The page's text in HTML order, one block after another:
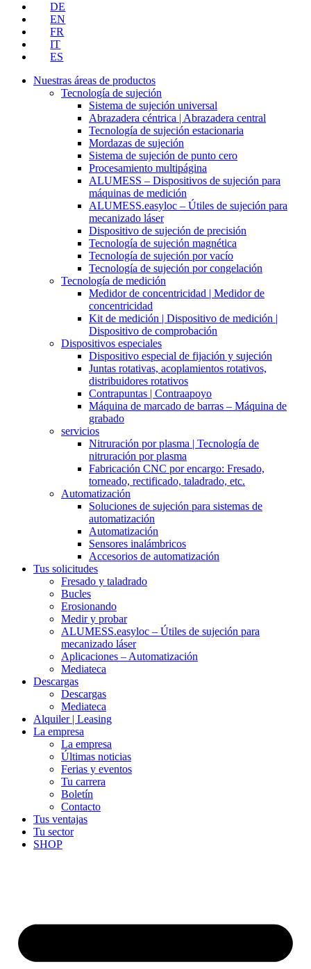
DE
EN
FR
IT
ES
Nuestras áreas de productos
Tecnología de sujeción
Sistema de sujeción universal
Abrazadera céntrica | Abrazadera central
Tecnología de sujeción estacionaria
Mordazas de sujeción
Sistema de sujeción de punto cero
Procesamiento multipágina
ALUMESS – Dispositivos de sujeción para
máquinas de medición
ALUMESS.easyloc – Útiles de sujeción para
mecanizado láser
Dispositivo de sujeción de precisión
Tecnología de sujeción magnética
Tecnología de sujeción por vacío
Tecnología de sujeción por congelación
Tecnología de medición
Medidor de concentricidad | Medidor de
concentricidad
Kit de medición | Dispositivo de medición |
Dispositivo de comprobación
Dispositivos especiales
Dispositivo especial de fijación y sujeción
Juntas rotativas, acoplamientos rotativos,
distribuidores rotativos
Contrapuntas | Contraapoyo
Máquina de marcado de barras – Máquina de
grabado
servicios
Nitruración por plasma | Tecnología de
nitruración por plasma
Fabricación CNC por encargo: Fresado,
torneado, rectificado, taladrado, etc.
Automatización
Soluciones de sujeción para sistemas de
automatización
Automatización
Sensores inalámbricos
Accesorios de automatización
Tus solicitudes
Fresado y taladrado
Bucles
Erosionando
Medir y probar
ALUMESS.easyloc – Útiles de sujeción para
mecanizado láser
Aplicaciones – Automatización
Mediateca
Descargas
Descargas
Mediateca
Alquiler | Leasing
La empresa
La empresa
Últimas noticias
Ferias y eventos
Tu carrera
Boletín
Contacto
Tus ventajas
Tu sector
SHOP